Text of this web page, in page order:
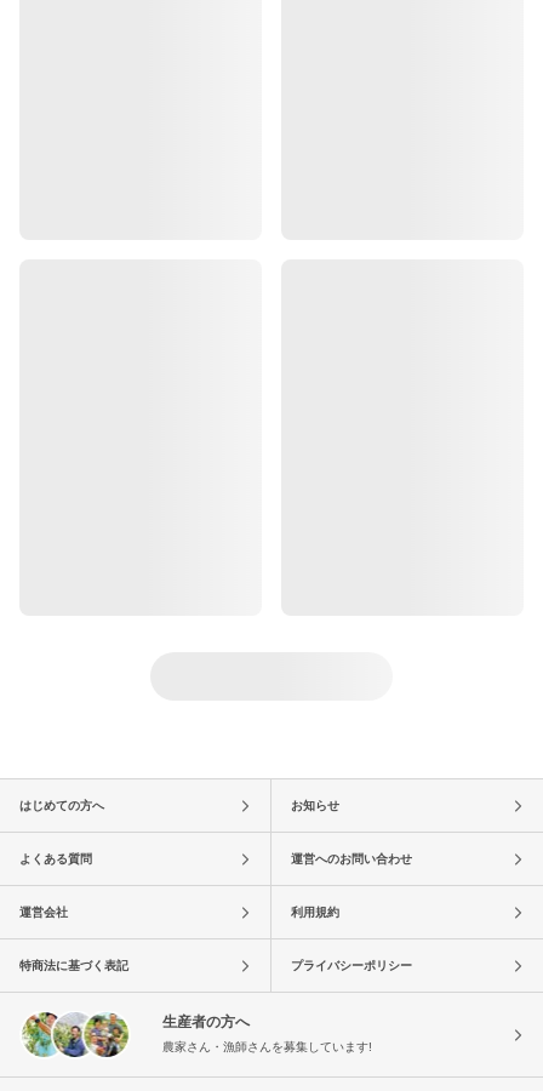
はじめての方へ お知らせ
よくある質問 運営へのお問い合わせ
運営会社 利用規約
特商法に基づく表記 プライバシーポリシー
生産者の方へ
農家さん・漁師さんを募集しています!